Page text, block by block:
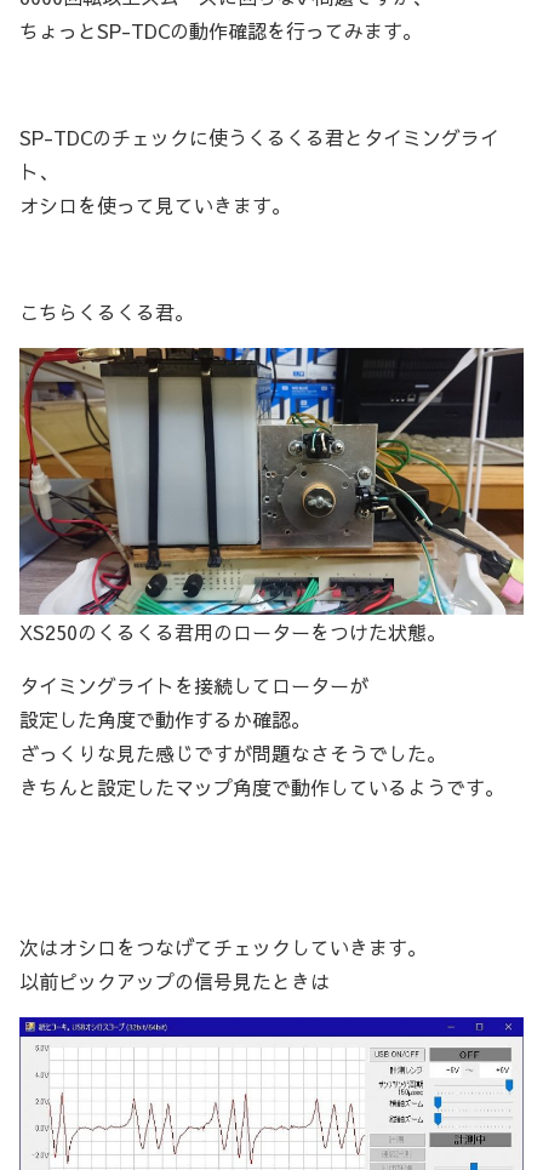
ちょっとSP-TDCの動作確認を行ってみます。
SP-TDCのチェックに使うくるくる君とタイミングライ
ト、
オシロを使って見ていきます。
こちらくるくる君。
XS250のくるくる君用のローターをつけた状態。
タイミングライトを接続してローターが
設定した角度で動作するか確認。
ざっくりな見た感じですが問題なさそうでした。
きちんと設定したマップ角度で動作しているようです。
次はオシロをつなげてチェックしていきます。
以前ピックアップの信号見たときは